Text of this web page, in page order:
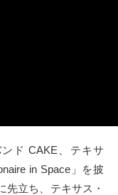
ド CAKE、テキサ
in Space」を披
先立ち、テキサス・